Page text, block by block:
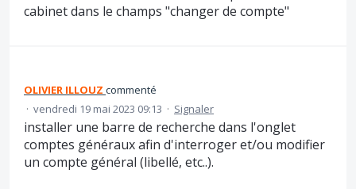
cabinet dans le champs "changer de compte"
OLIVIER ILLOUZ commenté
· vendredi 19 mai 2023 09:13 · Signaler
installer une barre de recherche dans l'onglet
comptes généraux afin d'interroger et/ou modifier
un compte général (libellé, etc..).